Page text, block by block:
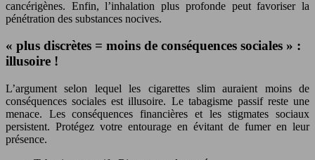
cancérigènes. Enfin, l’inhalation plus profonde peut favoriser la
pénétration des substances nocives.
« plus discrètes = moins de conséquences sociales » :
illusoire !
L’argument selon lequel les cigarettes slim auraient moins de
conséquences sociales est illusoire. Le tabagisme passif reste une
menace. Les conséquences financières et les stigmates sociaux
persistent. Protégez votre entourage en évitant de fumer en leur
présence.